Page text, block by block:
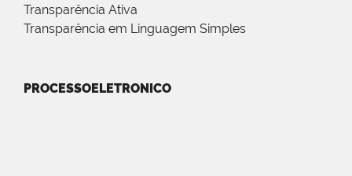
Transparência Ativa
Transparência em Linguagem Simples
PROCESSOELETRONICO